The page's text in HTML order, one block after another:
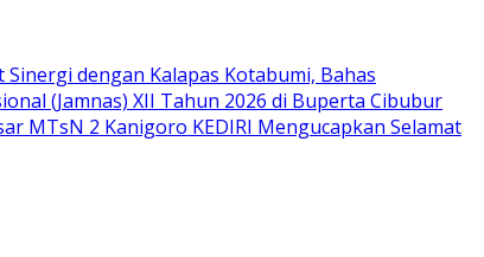
dengan Kalapas Kotabumi, Bahas
(Jamnas) XII Tahun 2026 di Buperta Cibubur
MTsN 2 Kanigoro KEDIRI Mengucapkan Selamat